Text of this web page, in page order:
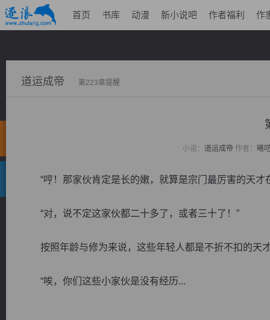
首页 书库 动漫 新小说吧 作者福利 作
道运成帝 第223章提醒
小说： 道运成帝 作者： 曦
“哼！那家伙肯定是长的嫩，就算是宗门最厉害的天才
“对，说不定这家伙都二十多了，或者三十了！”
按照年龄与修为来说，这些年轻人都是不折不扣的天
“唉，你们这些小家伙是没有经历...